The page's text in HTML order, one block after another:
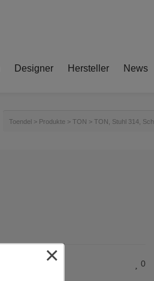
Designer Hersteller News
Toendel > Produkte > TON > TON, Stuhl 314,
0
×